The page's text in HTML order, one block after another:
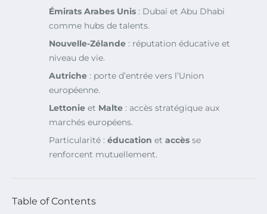
Émirats Arabes Unis : Dubaï et Abu Dhabi
comme hubs de talents.
Nouvelle-Zélande : réputation éducative et
niveau de vie.
Autriche : porte d’entrée vers l’Union
européenne.
Lettonie et Malte : accès stratégique aux
marchés européens.
Particularité : éducation et accès se
renforcent mutuellement.
Table of Contents